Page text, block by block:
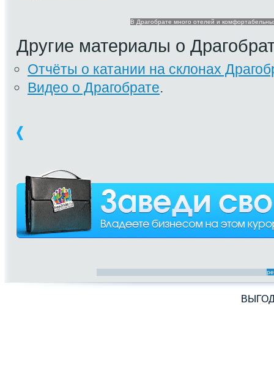
В Драгобрате много отелей и
Другие материалы о
Отчёты о катании на склонах
Видео о Драгобрате.